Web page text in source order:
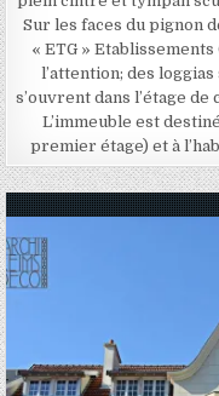
Sur les faces du pignon
« ETG »
l’attention; des
s’ouvrent dans l’étage
L’immeuble est
premier étage) et à